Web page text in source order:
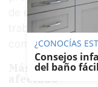
de emergencia,
trabajando
completamente
Más de 5.000
afectado
¿CONOCÍAS
Consejos
del baño